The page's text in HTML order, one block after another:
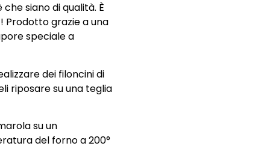
siano di qualità. È
! Prodotto grazie a una
speciale a
dei filoncini di
riposare su una teglia
su un
del forno a 200°